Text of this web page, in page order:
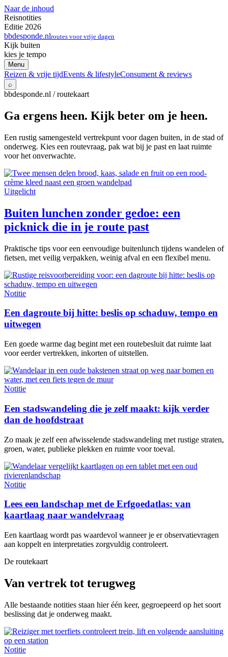
Naar de inhoud
Reisnotities
Editie 2026
bbdesponde.nlroutes voor vrije dagen
Kijk buiten
kies je tempo
Menu
Reizen & vrije tijdEvents & lifestyleConsument & reviews
⌕
bbdesponde.nl / routekaart
Ga ergens heen. Kijk beter om je heen.
Een rustig samengesteld vertrekpunt voor dagen buiten, in de stad of
onderweg. Kies een routevraag, pak wat bij je past en laat ruimte
voor het onverwachte.
Uitgelicht
Buiten lunchen zonder gedoe: een
picknick die in je route past
Praktische tips voor een eenvoudige buitenlunch tijdens wandelen of
fietsen, met veilig verpakken, weinig afval en een flexibel menu.
Notitie
Een dagroute bij hitte: beslis op schaduw, tempo en
uitwegen
Een goede warme dag begint met een routebesluit dat ruimte laat
voor eerder vertrekken, inkorten of uitstellen.
Notitie
Een stadswandeling die je zelf maakt: kijk verder
dan de hoofdstraat
Zo maak je zelf een afwisselende stadswandeling met rustige straten,
groen, water, publieke plekken en ruimte voor toeval.
Notitie
Lees een landschap met de Erfgoedatlas: van
kaartlaag naar wandelvraag
Een kaartlaag wordt pas waardevol wanneer je er observatievragen
aan koppelt en interpretaties zorgvuldig controleert.
De routekaart
Van vertrek tot terugweg
Alle bestaande notities staan hier één keer, gegroepeerd op het soort
beslissing dat je onderweg maakt.
Notitie